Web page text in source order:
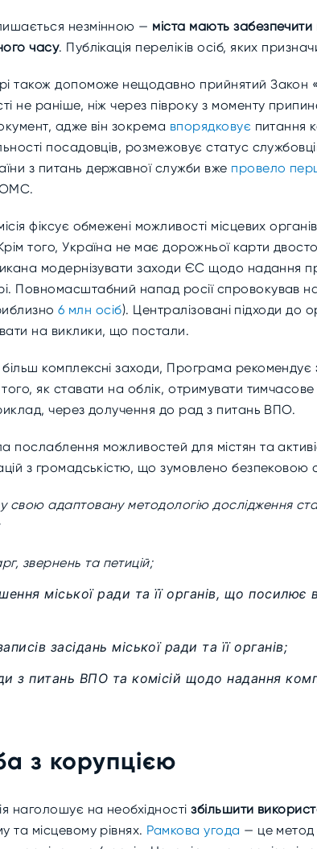
незмінною — міста мають
часу. Публікація переліків осіб, яких
також допоможе нещодавно прийнятий Закон «
не раніше, ніж через півроку з моменту
адже він зокрема впорядковує питання
посадовців, розмежовує статус
з питань державної служби вже провело
ОМС.
фіксує обмежені можливості місцевих
того, Україна не має дорожньої карти
модернізувати заходи ЄС щодо надання
Повномасштабний напад росії спровокував
6 млн осіб). Централізовані підходи до
на виклики, що постали.
комплексні заходи, Програма рекомендує
як ставати на облік, отримувати
через долучення до рад з питань ВПО.
послаблення можливостей для містян та
з громадськістю, що зумовлено безпековою
адаптовану методологію дослідження
звернень та петицій;
міської ради та її органів, що
засідань міської ради та її органів;
з питань ВПО та комісій щодо надання
з корупцією
наголошує на необхідності збільшити
та місцевому рівнях. Рамкова угода — це метод